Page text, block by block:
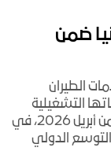
ضمن
الطيران
التشغيلية
في جمهورية تنزانيا المتحدة اعتبارًا من الأول من أبريل 2026، في
الدولي